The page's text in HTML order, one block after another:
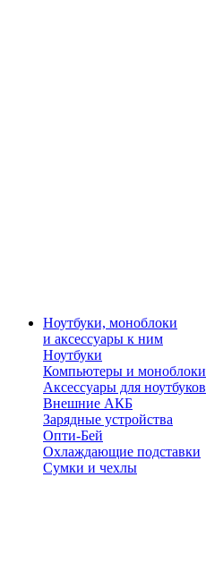
Ноутбуки, моноблоки
и аксессуары к ним
Ноутбуки
Компьютеры и моноблоки
Аксессуары для ноутбуков
Внешние АКБ
Зарядные устройства
Опти-Бей
Охлаждающие подставки
Сумки и чехлы